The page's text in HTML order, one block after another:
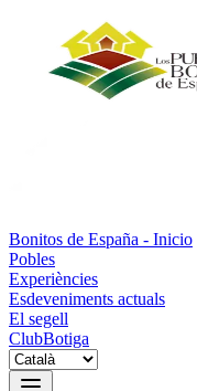
Bonitos de España - Inicio
Pobles
Experiències
Esdeveniments actuals
El segell
ClubBotiga